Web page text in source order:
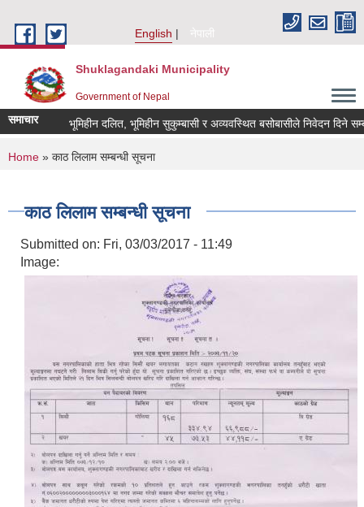
English
नेपाली
Shuklagandaki Municipality
Government of Nepal
समाचार भूमिहीन दलित, भूमिहीन सुकुम्बासी र अव्यवस्थित बसोबासीले निवेदन दिने
You are here
Home » काठ लिलाम सम्बन्धी सूचना
काठ लिलाम सम्बन्धी सूचना
Submitted on: Fri, 03/03/2017 - 11:49
Image: